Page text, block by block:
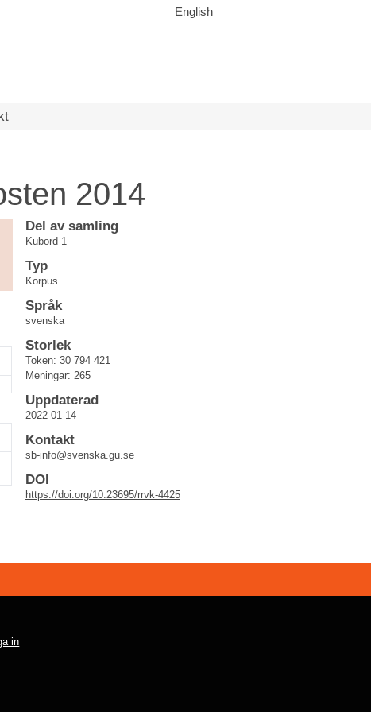
English
2014
Del av samling
Kubord 1
Typ
Korpus
Språk
svenska
Storlek
Token: 30 794 421
Meningar: 265
Uppdaterad
2022-01-14
Kontakt
sb-info@svenska.gu.se
DOI
https://doi.org/10.23695/rrvk-4425
in